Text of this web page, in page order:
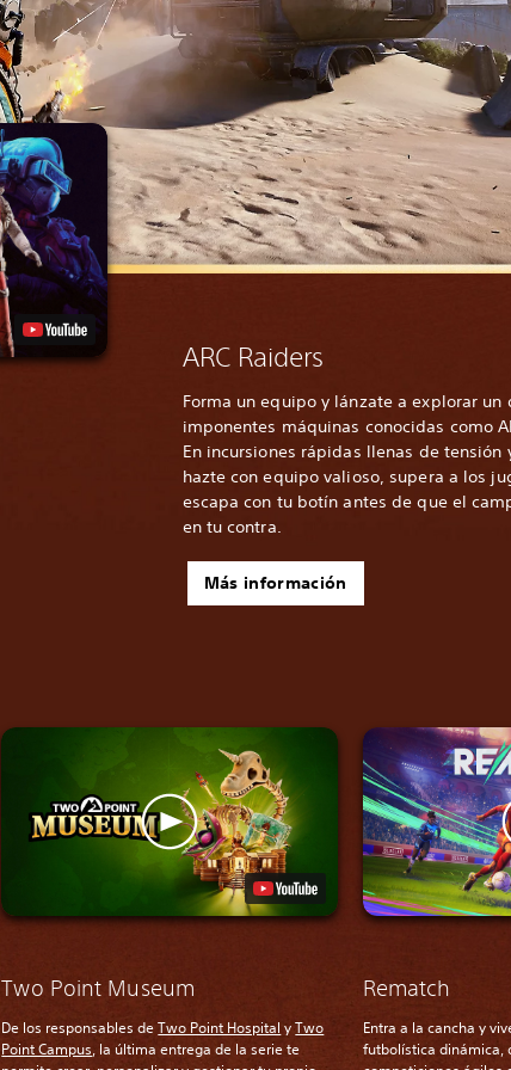
ARC Raiders
Forma un equipo y lánzate a explorar
imponentes máquinas conocidas como
En incursiones rápidas llenas de tensión
hazte con equipo valioso, supera a los
escapa con tu botín antes de que el
en tu contra.
Más información
Two Point Museum
De los responsables deTwo Point Hospital yTwo
Point Campus, la última entrega de la serie te
Rematch
Entra a la cancha y
futbolística dinámica,